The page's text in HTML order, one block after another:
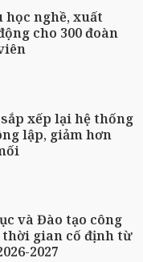
học nghề, xuất
cho 300 đoàn
xếp lại hệ thống
lập, giảm hơn
và Đào tạo công
gian cố định từ
2027